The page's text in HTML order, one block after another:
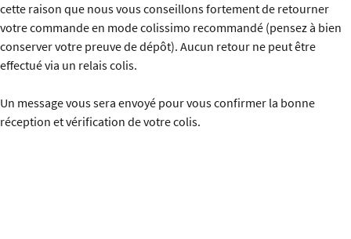
cette raison que nous vous conseillons fortement de retourner
votre commande en mode colissimo recommandé (pensez à bien
conserver votre preuve de dépôt). Aucun retour ne peut être
effectué via un relais colis.
Un message vous sera envoyé pour vous confirmer la bonne
réception et vérification de votre colis.